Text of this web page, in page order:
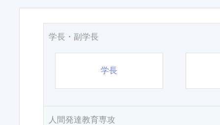
学長・副学長
学長
人間発達教育専攻